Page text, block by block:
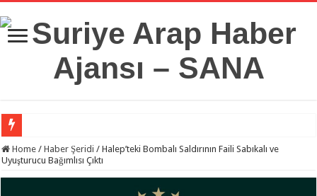
Suriye Savunma Bakanlığı’ndan Bir Heyet, Türkiye’deki Milli Savunma
Home / Haber Şeridi / Halep’teki Bombalı Saldırının Faili Sabıkalı ve
Uyuşturucu Bağımlısı Çıktı